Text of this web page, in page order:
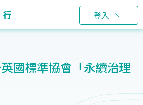
登入
國標準協會「永續治理